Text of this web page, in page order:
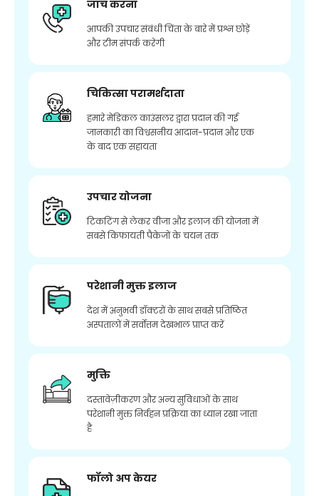
जाँच करना
आपकी उपचार संबंधी चिंता के बारे में प्रश्न छोड़ें
और टीम संपर्क करेगी
चिकित्सा परामर्शदाता
हमारे मेडिकल काउंसलर द्वारा प्रदान की गई
जानकारी का विश्वसनीय आदान-प्रदान और एक
के बाद एक सहायता
उपचार योजना
टिकटिंग से लेकर वीजा और इलाज की योजना में
सबसे किफायती पैकेजों के चयन तक
परेशानी मुक्त इलाज
देश में अनुभवी डॉक्टरों के साथ सबसे प्रतिष्ठित
अस्पतालों में सर्वोत्तम देखभाल प्राप्त करें
मुक्ति
दस्तावेज़ीकरण और अन्य सुविधाओं के साथ
परेशानी मुक्त निर्वहन प्रक्रिया का ध्यान रखा जाता
है
फॉलो अप केयर